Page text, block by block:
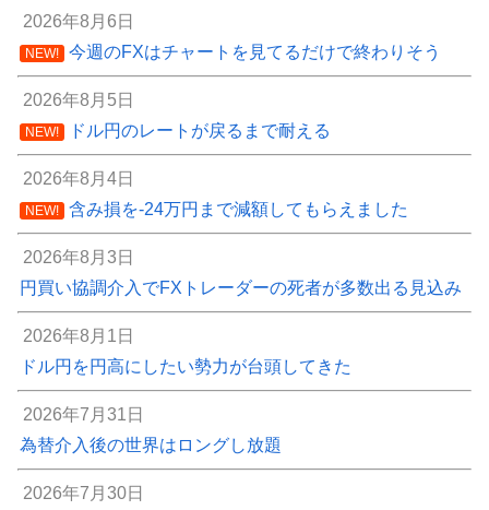
2026年8月6日
NEW! 今週のFXはチャートを見てるだけで終わりそう
2026年8月5日
NEW! ドル円のレートが戻るまで耐える
2026年8月4日
NEW! 含み損を-24万円まで減額してもらえました
2026年8月3日
円買い協調介入でFXトレーダーの死者が多数出る見込み
2026年8月1日
ドル円を円高にしたい勢力が台頭してきた
2026年7月31日
為替介入後の世界はロングし放題
2026年7月30日